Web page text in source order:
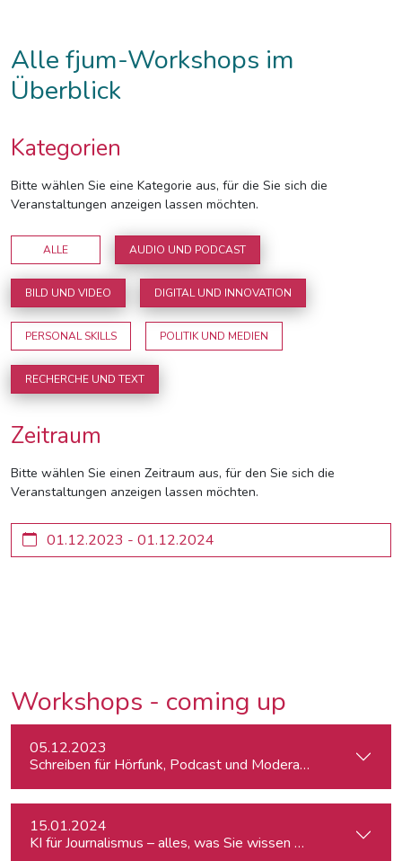
Alle fjum-Workshops im
Überblick
Kategorien
Bitte wählen Sie eine Kategorie aus, für die Sie sich die
Veranstaltungen anzeigen lassen möchten.
ALLE AUDIO UND PODCAST
BILD UND VIDEO DIGITAL UND INNOVATION
PERSONAL SKILLS POLITIK UND MEDIEN
RECHERCHE UND TEXT
Zeitraum
Bitte wählen Sie einen Zeitraum aus, für den Sie sich die
Veranstaltungen anzeigen lassen möchten.
Workshops - coming up
05.12.2023
Schreiben für Hörfunk, Podcast und Moderation
15.01.2024
KI für Journalismus – alles, was Sie wissen müssen